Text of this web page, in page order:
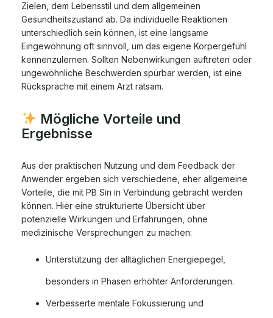
Zielen, dem Lebensstil und dem allgemeinen
Gesundheitszustand ab. Da individuelle Reaktionen
unterschiedlich sein können, ist eine langsame
Eingewöhnung oft sinnvoll, um das eigene Körpergefühl
kennenzulernen. Sollten Nebenwirkungen auftreten oder
ungewöhnliche Beschwerden spürbar werden, ist eine
Rücksprache mit einem Arzt ratsam.
Mögliche Vorteile und
Ergebnisse
Aus der praktischen Nutzung und dem Feedback der
Anwender ergeben sich verschiedene, eher allgemeine
Vorteile, die mit PB Sin in Verbindung gebracht werden
können. Hier eine strukturierte Übersicht über
potenzielle Wirkungen und Erfahrungen, ohne
medizinische Versprechungen zu machen:
Unterstützung der alltäglichen Energiepegel,
besonders in Phasen erhöhter Anforderungen.
Verbesserte mentale Fokussierung und